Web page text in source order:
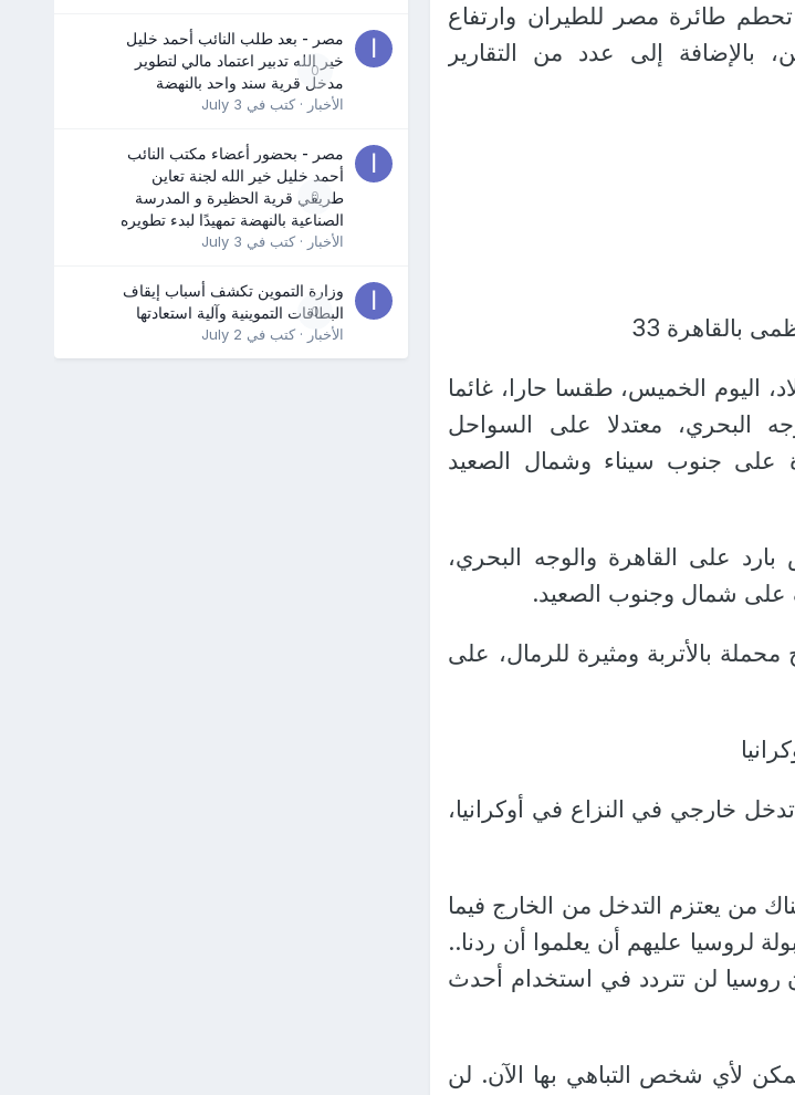
طائرة مصر للطيران وارتفاع
بالإضافة إلى عدد من التقارير
بالقاهرة 33
اليوم الخميس، طقسا حارا، غائما
البحري، معتدلا على السواحل
على جنوب سيناء وشمال الصعيد
على القاهرة والوجه البحري،
على شمال وجنوب الصعيد.
بالأتربة ومثيرة للرمال، على
خارجي في النزاع في أوكرانيا،
من يعتزم التدخل من الخارج فيما
لروسيا عليهم أن يعلموا أن ردنا..
لن تتردد في استخدام أحدث
لأي شخص التباهي بها الآن. لن
0
مصر - بعد طلب النائب أحمد خليل
خير الله تدبير اعتماد مالي لتطوير
مدخل قرية سند واحد بالنهضة
الأخبار · كتب في July 3
0
مصر - بحضور أعضاء مكتب النائب
أحمد خليل خير الله لجنة تعاين
طريقي قرية الحظيرة و المدرسة
الصناعية بالنهضة تمهيدًا لبدء تطويره
الأخبار · كتب في July 3
0
وزارة التموين تكشف أسباب إيقاف
البطاقات التموينية وآلية استعادتها
الأخبار · كتب في July 2